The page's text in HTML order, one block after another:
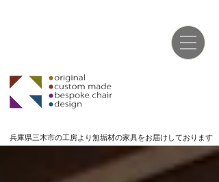
兵庫県三木市の工房より無垢材の家具をお届けしております